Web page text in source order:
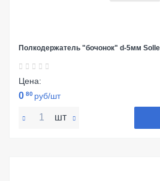
Полкодержатель "бочонок" d-5мм
Цена:
0 80 руб/шт
шт